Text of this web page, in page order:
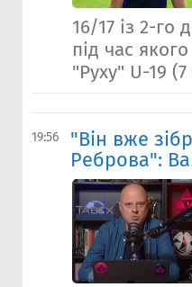
16/17 із 2-го
під час
"Руху" U-19
19:56
"Він вже
Реброва":